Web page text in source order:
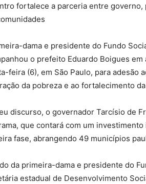
fortalece a parceria entre
dama e presidente do Fundo
o prefeito Eduardo Boigues
feira (6), em São Paulo, para adesão
da pobreza e ao fortalecimento
discurso, o governador Tarcísio de
que contará com um
fase, abrangendo 49 municípios
da primeira-dama e presidente do
estadual de Desenvolvimento